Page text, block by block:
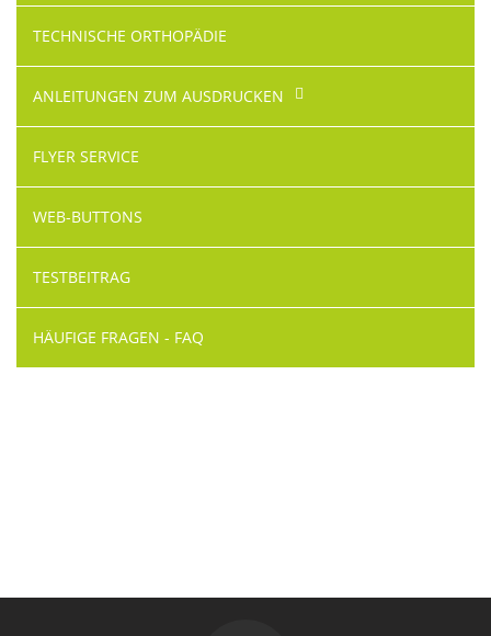
TECHNISCHE ORTHOPÄDIE
ANLEITUNGEN ZUM AUSDRUCKEN
FLYER SERVICE
WEB-BUTTONS
TESTBEITRAG
HÄUFIGE FRAGEN - FAQ